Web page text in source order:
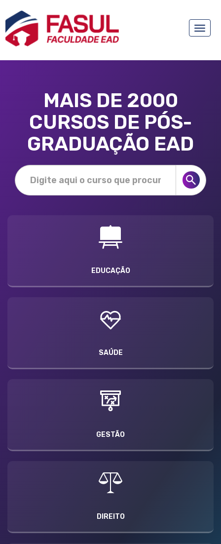
Toggle
MAIS DE 2000
CURSOS DE PÓS-
GRADUAÇÃO EAD
EDUCAÇÃO
SAÚDE
GESTÃO
DIREITO